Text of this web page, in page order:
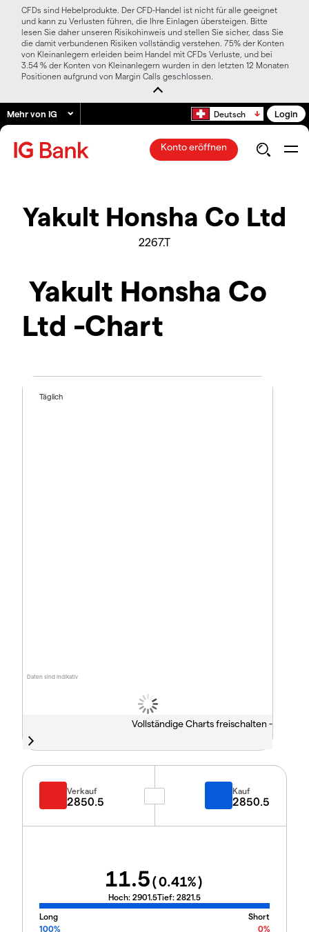
CFDs sind Hebelprodukte. Der CFD-Handel ist nicht für alle geeignet
und kann zu Verlusten führen, die Ihre Einlagen übersteigen. Bitte
lesen Sie daher unseren Risikohinweis und stellen Sie sicher, dass Sie
die damit verbundenen Risiken vollständig verstehen. 75% der Konten
von Kleinanlegern erleiden beim Handel mit CFDs Verluste, und bei
3.54 % der Konten von Kleinanlegern wurden in den letzten 12 Monaten
Positionen aufgrund von Margin Calls geschlossen.
Mehr von IG Deutsch Login
Konto eröffnen
Yakult Honsha Co Ltd
2267.T
Yakult Honsha Co
Ltd -Chart
Daten sind indikativ
Täglich
Vollständige Charts freischalten -
Verkauf
2850.5
Kauf
2850.5
11.5(0.41%)
Hoch: 2901.5Tief: 2821.5
Long
Short
100%
0%